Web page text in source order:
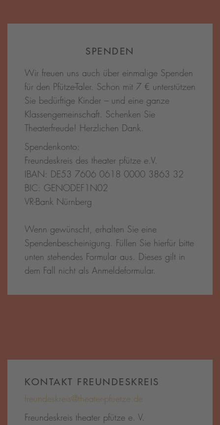
SPENDEN
Wir freuen uns auch über einmalige Spenden
für den Pfütze-Taler. Schon mit 7 € unterstützen
Sie bedürftige Kinder – und eine ganze
Klassengemeinschaft. Schenken Sie
Theaterfreude! Herzlichen Dank.
Spendenkonto:
Freundeskreis des theater pfütze e.V.
IBAN: DE53 7606 0618 0000 3863 32
BIC: GENODEF1N02
VR-Bank Nürnberg
Wenn gewünscht, erhalten Sie eine
Spendenbescheinigung. Füllen Sie hierfür bitte
unten stehendes Formular aus. Dieses gilt in
dem Fall nicht als Anmeldeformular.
KONTAKT FREUNDESKREIS
freundeskreis@theater-pfuetze.de
Freundeskreis theater pfütze e. V.